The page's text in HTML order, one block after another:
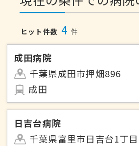
ヒット件数 4 件
成田病院
千葉県成田市押畑896
成田
日吉台病院
千葉県富里市日吉台1丁